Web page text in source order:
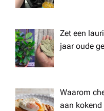
Zet een
jaar oude
Waarom
aan kokend